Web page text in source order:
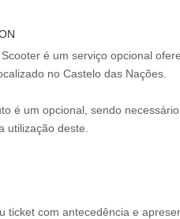
é um serviço opcional
no Castelo das Nações.
é um opcional, sendo
ticket com antecedência e